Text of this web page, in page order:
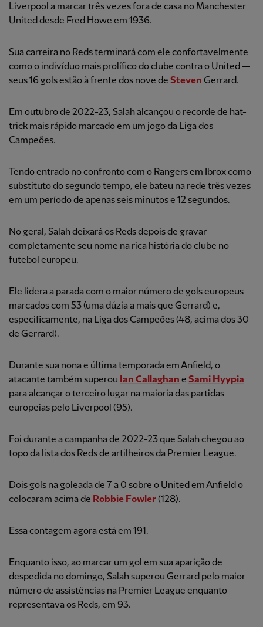
Liverpool a marcar três vezes fora de casa no Manchester
United desde Fred Howe em 1936.
Sua carreira no Reds terminará com ele confortavelmente
como o indivíduo mais prolífico do clube contra o United —
seus 16 gols estão à frente dos nove de Steven Gerrard.
Em outubro de 2022-23, Salah alcançou o recorde de hat-
trick mais rápido marcado em um jogo da Liga dos
Campeões.
Tendo entrado no confronto com o Rangers em Ibrox como
substituto do segundo tempo, ele bateu na rede três vezes
em um período de apenas seis minutos e 12 segundos.
No geral, Salah deixará os Reds depois de gravar
completamente seu nome na rica história do clube no
futebol europeu.
Ele lidera a parada com o maior número de gols europeus
marcados com 53 (uma dúzia a mais que Gerrard) e,
especificamente, na Liga dos Campeões (48, acima dos 30
de Gerrard).
Durante sua nona e última temporada em Anfield, o
atacante também superou Ian Callaghan e Sami Hyypia
para alcançar o terceiro lugar na maioria das partidas
europeias pelo Liverpool (95).
Foi durante a campanha de 2022-23 que Salah chegou ao
topo da lista dos Reds de artilheiros da Premier League.
Dois gols na goleada de 7 a 0 sobre o United em Anfield o
colocaram acima de Robbie Fowler(128).
Essa contagem agora está em 191.
Enquanto isso, ao marcar um gol em sua aparição de
despedida no domingo, Salah superou Gerrard pelo maior
número de assistências na Premier League enquanto
representava os Reds, em 93.